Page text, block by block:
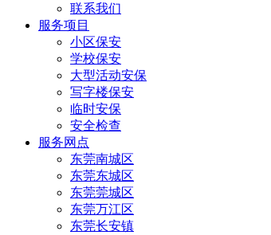
联系我们
服务项目
小区保安
学校保安
大型活动安保
写字楼保安
临时安保
安全检查
服务网点
东莞南城区
东莞东城区
东莞莞城区
东莞万江区
东莞长安镇